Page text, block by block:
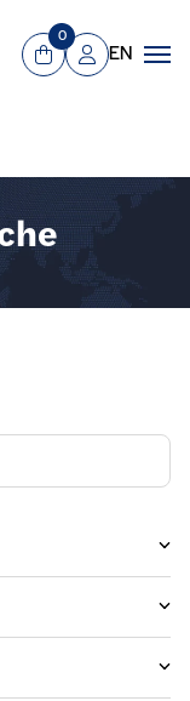
Panier
0
Mon compte
EN